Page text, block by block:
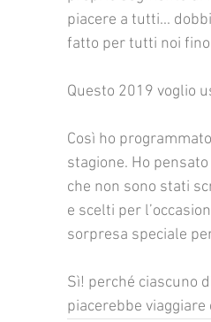
piacere a tutti...
fatto per tutti noi fino
Questo 2019 voglio
Così ho
stagione. Ho
che non sono stati
e scelti per
sorpresa speciale
Sì! perché ciascuno
piacerebbe